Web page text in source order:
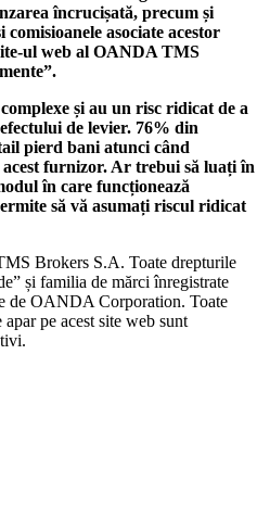
încrucișată, precum și
asociate acestor
ul web al OANDA TMS
și au un risc ridicat de a
de levier. 76% din
pierd bani atunci când
furnizor. Ar trebui să luați în
în care funcționează
să vă asumați riscul ridicat
Brokers S.A. Toate drepturile
și familia de mărci înregistrate
de OANDA Corporation. Toate
pe acest site web sunt